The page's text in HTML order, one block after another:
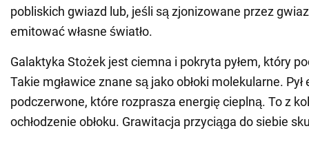
pobliskich gwiazd lub, jeśli są zjonizowane przez
emitować własne światło.
Galaktyka Stożek jest ciemna i pokryta pyłem, który
Takie mgławice znane są jako obłoki molekularne. Pył
podczerwone, które rozprasza energię cieplną. To z
ochłodzenie obłoku. Grawitacja przyciąga do siebie